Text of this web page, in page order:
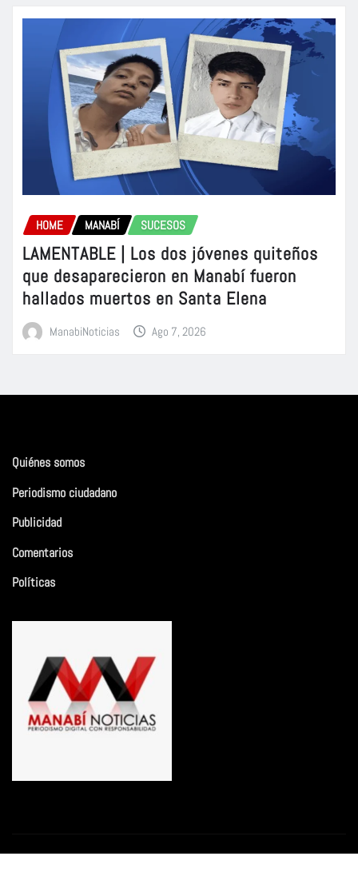
HOME MANABÍ SUCESOS
LAMENTABLE | Los dos jóvenes quiteños
que desaparecieron en Manabí fueron
hallados muertos en Santa Elena
ManabiNoticias Ago 7, 2026
Quiénes somos
Periodismo ciudadano
Publicidad
Comentarios
Políticas